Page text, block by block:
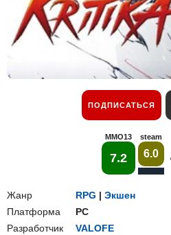
ПОДПИСАТЬСЯ
MMO13
7.2
steam
6.0
Жанр RPG | Экшен
Платформа
PC
Разработчик
VALOFE